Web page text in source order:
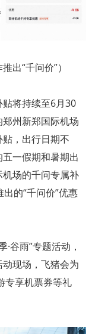
出“千问价”）
将持续至6月30
州新郑国际机场
，出行日期不
一假期和暑期出
场的千问专属补
的“千问价”优惠
谷雨”专题活动，
现场，飞猪会为
专享机票券等礼